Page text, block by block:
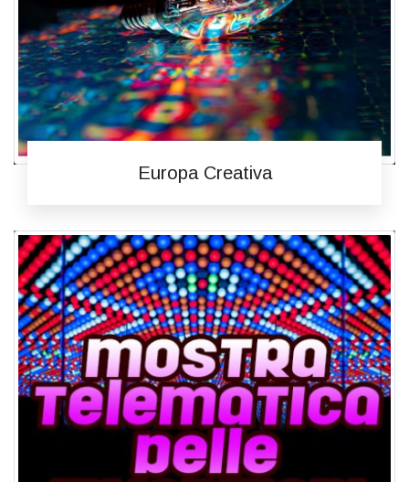
Europa Creativa